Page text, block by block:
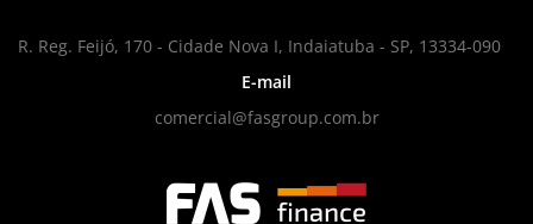
R. Reg. Feijó, 170 - Cidade Nova I, Indaiatuba - SP, 13334-090
E-mail
comercial@fasgroup.com.br